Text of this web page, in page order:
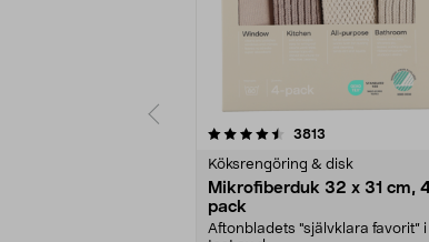
3813
Köksrengöring & disk
Mikrofiberduk 32 x 31 cm,
pack
Aftonbladets "självklara favorit” i
4.0av 5 stjärnor